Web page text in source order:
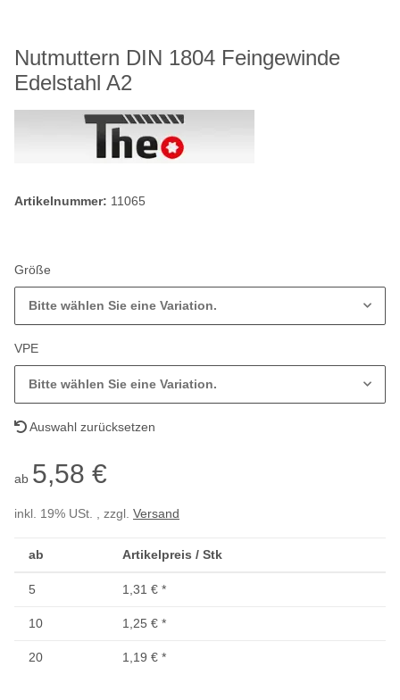
Nutmuttern DIN 1804 Feingewinde
Edelstahl A2
Artikelnummer: 11065
Größe
Bitte wählen Sie eine Variation.
VPE
Bitte wählen Sie eine Variation.
Auswahl zurücksetzen
ab 5,58 €
inkl. 19% USt. , zzgl. Versand
ab Artikelpreis / Stk
5 1,31 € *
10 1,25 € *
20 1,19 € *